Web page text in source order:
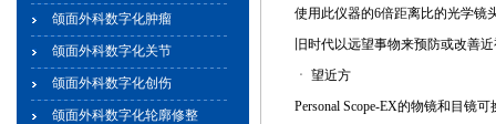
颌面外科数字化肿瘤
颌面外科数字化关节
颌面外科数字化创伤
颌面外科数字化轮廓修整
使用此仪器的6倍距离比的光学镜
旧时代以远望事物来预防或改善
ㆍ 望近方
Personal Scope-EX的物镜和目镜